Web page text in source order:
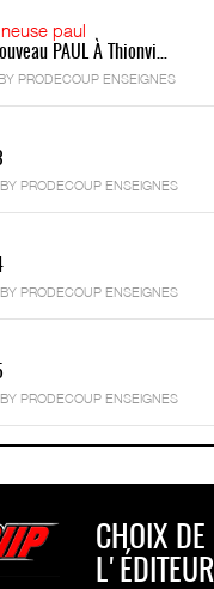
PAUL À Thionvi…
BY PRODECOUP ENSEIGNES
BY PRODECOUP ENSEIGNES
BY PRODECOUP ENSEIGNES
BY PRODECOUP ENSEIGNES
CHOIX DE
L'ÉDITEUR